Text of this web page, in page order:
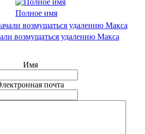
Полное имя
возмущаться удалению Макса
Имя
почта